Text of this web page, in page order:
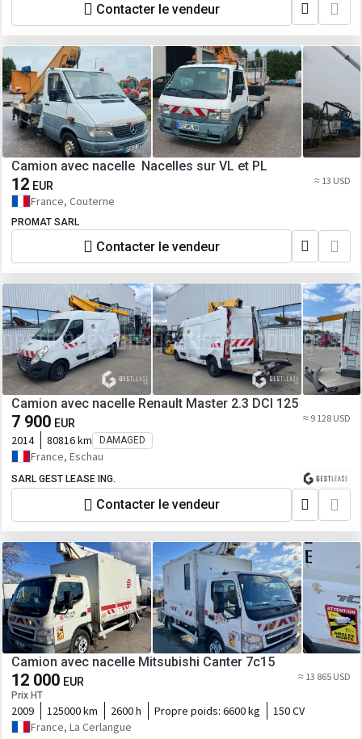
Contacter le vendeur
Camion avec nacelle Nacelles sur VL et PL
12 EUR ≈ 13 USD
France, Couterne
PROMAT SARL
Contacter le vendeur
Camion avec nacelle Renault Master 2.3 DCI 125
7 900 EUR ≈ 9 128 USD
2014 80816 km DAMAGED
France, Eschau
SARL GEST LEASE ING.
Contacter le vendeur
Camion avec nacelle Mitsubishi Canter 7c15
12 000 EUR
Prix HT
≈ 13 865 USD
2009 125000 km 2600 h Propre poids: 6600 kg
150 CV
France, La Cerlangue